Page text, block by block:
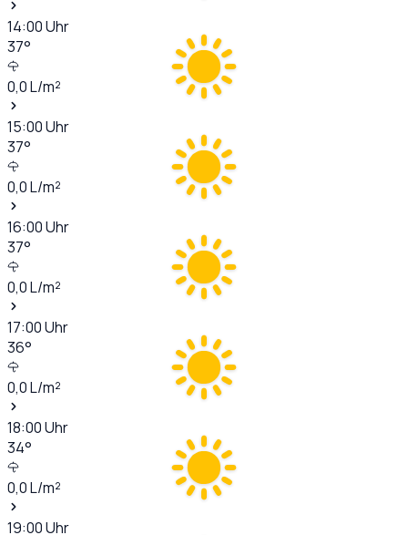
14:00Uhr
37°
0,0L/m²
15:00Uhr
37°
0,0L/m²
16:00Uhr
37°
0,0L/m²
17:00Uhr
36°
0,0L/m²
18:00Uhr
34°
0,0L/m²
19:00Uhr